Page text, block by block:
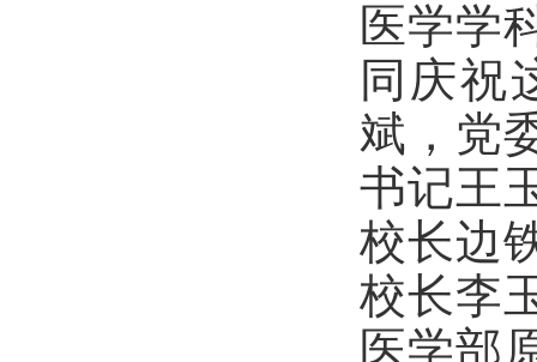
医学学
同庆祝
斌，党
书记王
校长边
校长李
医学部